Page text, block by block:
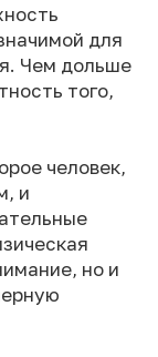
для
Чем дольше
того,
человек,
и
но и